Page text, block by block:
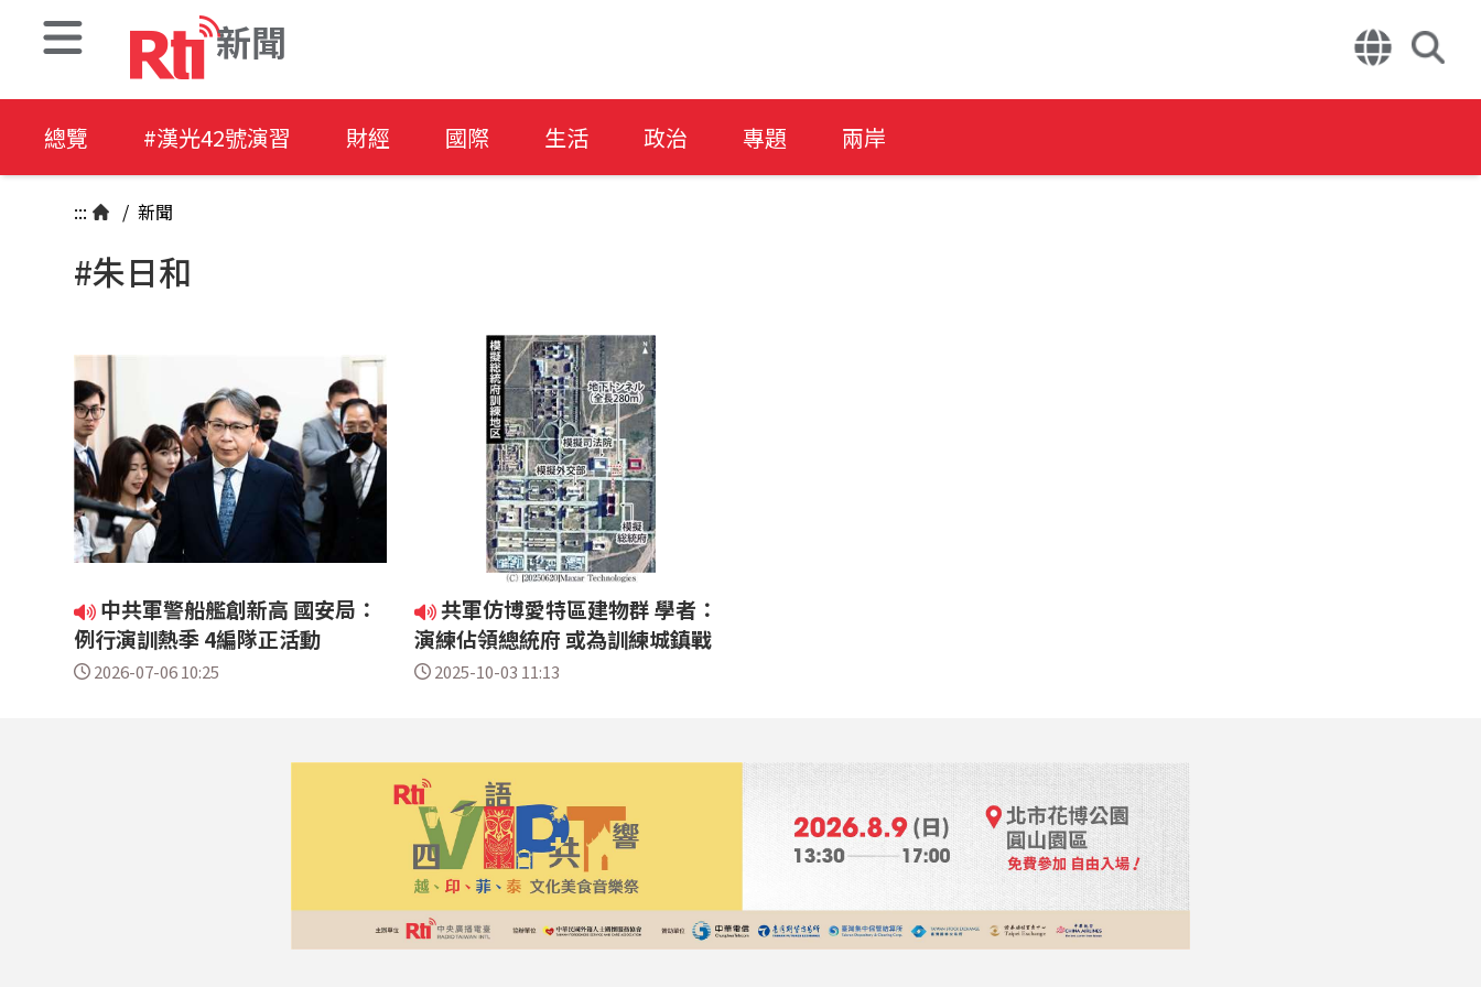
新聞
總覽 #漢光42號演習 財經 國際 生活 政治 專題 兩岸
::: / 新聞
#朱日和
中共軍警船艦創新高 國安局：
例行演訓熱季 4編隊正活動
2026-07-06 10:25
共軍仿博愛特區建物群 學者：
演練佔領總統府 或為訓練城鎮戰
2025-10-03 11:13